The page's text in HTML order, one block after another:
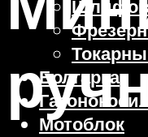
Болгарка
Мотоблок